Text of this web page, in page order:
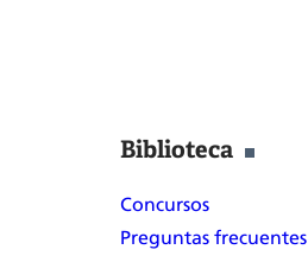
Biblioteca
Concursos
Preguntas frecuentes